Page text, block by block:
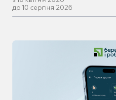
до 10 серпня 2026